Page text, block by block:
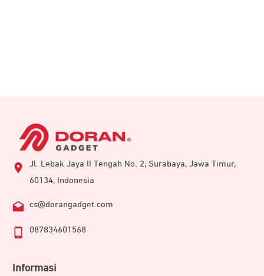
Jl. Lebak Jaya II Tengah No. 2, Surabaya, Jawa Timur,
60134, Indonesia
cs@dorangadget.com
087834601568
Informasi